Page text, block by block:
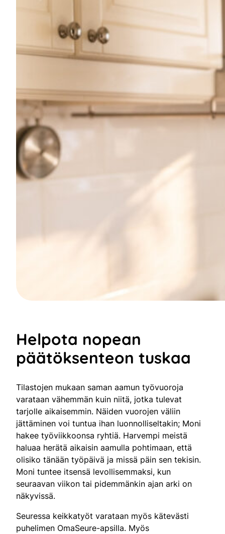
Helpota nopean
päätöksenteon tuskaa
Tilastojen mukaan saman aamun työvuoroja
varataan vähemmän kuin niitä, jotka tulevat
tarjolle aikaisemmin. Näiden vuorojen väliin
jättäminen voi tuntua ihan luonnolliseltakin; Moni
hakee työviikkoonsa ryhtiä. Harvempi meistä
haluaa herätä aikaisin aamulla pohtimaan, että
olisiko tänään työpäivä ja missä päin sen tekisin.
Moni tuntee itsensä levollisemmaksi, kun
seuraavan viikon tai pidemmänkin ajan arki on
näkyvissä.
Seuressa keikkatyöt varataan myös kätevästi
puhelimen OmaSeure-apsilla. Myös